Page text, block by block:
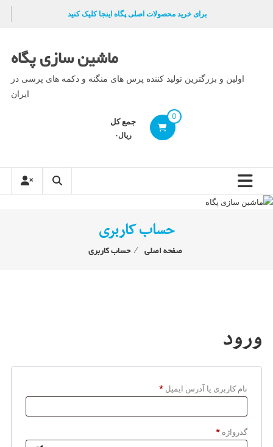
برای خرید محصولات اصلی پگاه اینجا کلیک کنید
ماشین سازی پگاه
اولین و بزرگترین تولید کننده پرس های منگنه و دکمه های پرسی در
ایران
0 جمع کل
ریال۰
حساب کاربری
صفحه اصلی ⁄ حساب کاربری
ورود
نام کاربری یا آدرس ایمیل *الزامی
گذرواژه *الزامی